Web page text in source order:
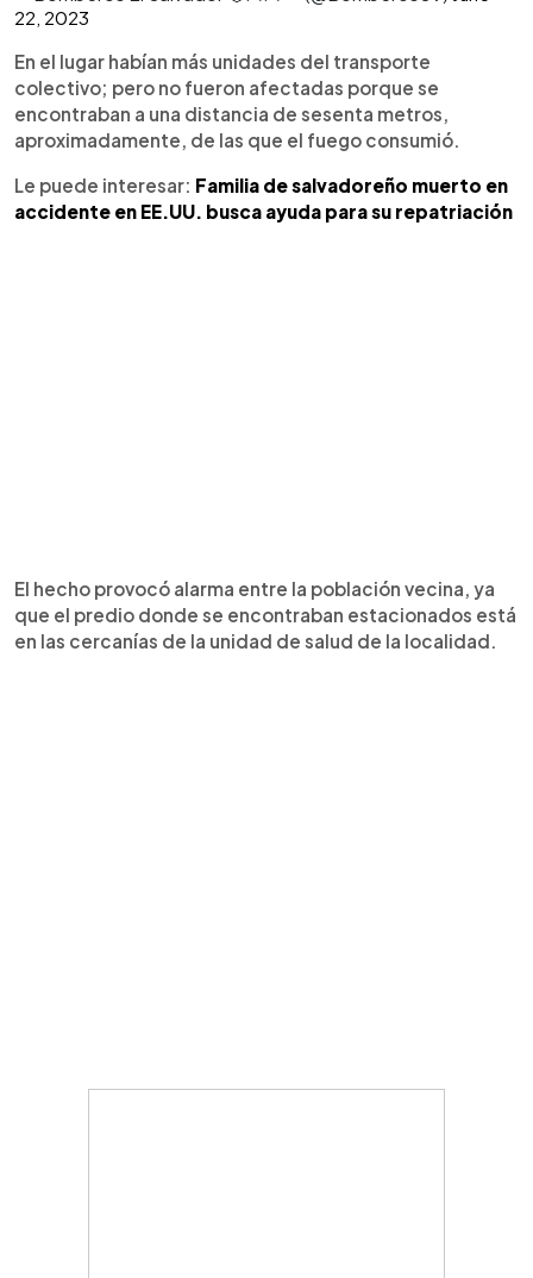
22, 2023
En el lugar habían más unidades del transporte
colectivo; pero no fueron afectadas porque se
encontraban a una distancia de sesenta metros,
aproximadamente, de las que el fuego consumió.
Le puede interesar: Familia de salvadoreño muerto en
accidente en EE.UU. busca ayuda para su repatriación
El hecho provocó alarma entre la población vecina, ya
que el predio donde se encontraban estacionados está
en las cercanías de la unidad de salud de la localidad.